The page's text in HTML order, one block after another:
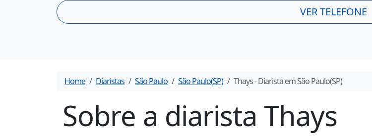
VER TELEFONE
Home Diaristas São Paulo São Paulo(SP) Thays- Diarista emSão Paulo(SP)
Sobre a diarista Thays